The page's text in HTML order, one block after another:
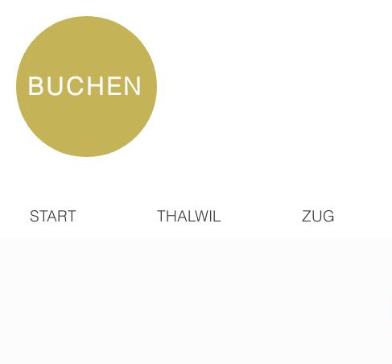
BUCHEN
START THALWIL ZUG